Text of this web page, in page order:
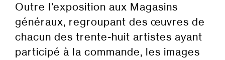
Outre l’exposition aux Magasins
généraux, regroupant des œuvres de
chacun des trente-huit artistes ayant
participé à la commande, les images